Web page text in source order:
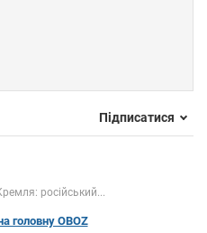
Підписатися
російський...
головну OBOZ